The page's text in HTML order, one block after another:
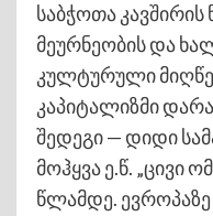
საბჭოთა
მეურნეობის და
კულტურული
კაპიტალიზმი
შედეგი — დიდი
მოჰყვა ე.წ. „ცივი
წლამდე. ევროპაზე